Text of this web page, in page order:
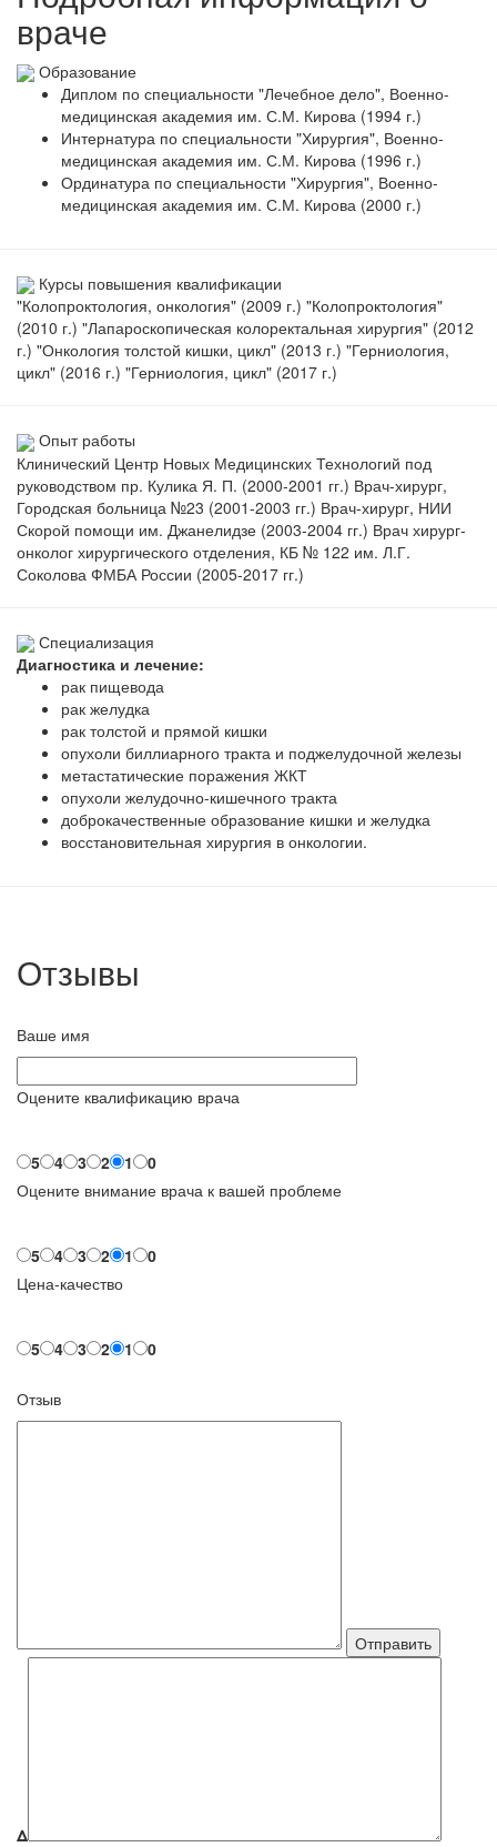
враче
Образование
Диплом по специальности "Лечебное дело", Военно-
медицинская академия им. С.М. Кирова (1994 г.)
Интернатура по специальности "Хирургия", Военно-
медицинская академия им. С.М. Кирова (1996 г.)
Ординатура по специальности "Хирургия", Военно-
медицинская академия им. С.М. Кирова (2000 г.)
Курсы повышения квалификации
"Колопроктология, онкология" (2009 г.) "Колопроктология"
(2010 г.) "Лапароскопическая колоректальная хирургия" (2012
г.) "Онкология толстой кишки, цикл" (2013 г.) "Герниология,
цикл" (2016 г.) "Герниология, цикл" (2017 г.)
Опыт работы
Клинический Центр Новых Медицинских Технологий под
руководством пр. Кулика Я. П. (2000-2001 гг.) Врач-хирург,
Городская больница №23 (2001-2003 гг.) Врач-хирург, НИИ
Скорой помощи им. Джанелидзе (2003-2004 гг.) Врач хирург-
онколог хирургического отделения, КБ № 122 им. Л.Г.
Соколова ФМБА России (2005-2017 гг.)
Специализация
Диагностика и лечение:
рак пищевода
рак желудка
рак толстой и прямой кишки
опухоли биллиарного тракта и поджелудочной железы
метастатические поражения ЖКТ
опухоли желудочно-кишечного тракта
доброкачественные образование кишки и желудка
восстановительная хирургия в онкологии.
Отзывы
Ваше имя
Оцените квалификацию врача
5 4 3 2 1
0
Оцените внимание врача к вашей проблеме
5 4 3 2 1
0
Цена-качество
5 4 3 2 1 0
Отзыв
Δ